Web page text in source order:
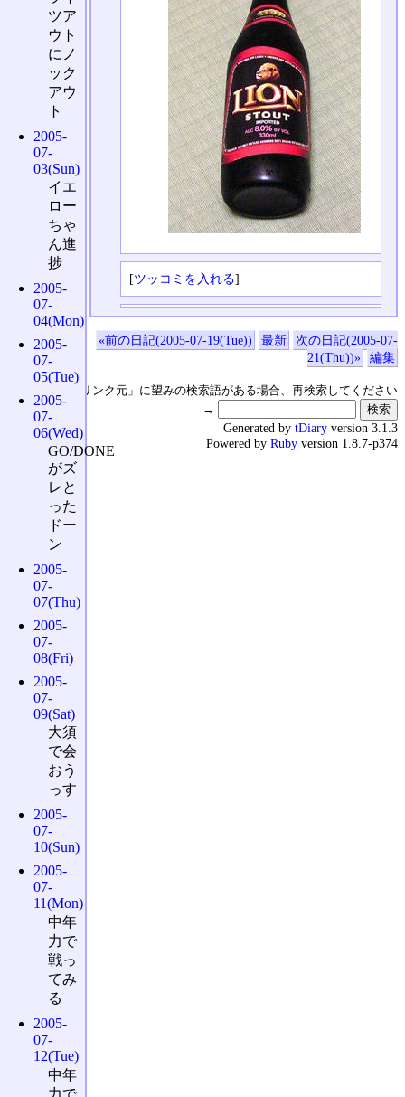
[ツッコミを入れる]
«前の日記(2005-07-19(Tue)) 最新
次の日記(2005-07-
21(Thu))»
編集
↑の「本日のリンク元」に望みの検索語がある場合、再検索してください
→
ツア
ウト
にノ
ック
アウ
ト
2005-
07-
03(Sun)
イエ
ロー
ちゃ
ん進
捗
2005-
07-
04(Mon)
2005-
07-
05(Tue)
2005-
07-
06(Wed)
GO/DONE
がズ
レと
った
ドー
ン
2005-
07-
07(Thu)
2005-
07-
08(Fri)
2005-
07-
09(Sat)
大須
で会
おう
っす
2005-
07-
10(Sun)
2005-
07-
11(Mon)
中年
力で
戦っ
てみ
る
2005-
07-
12(Tue)
中年
力で
Generated by tDiary version 3.1.3
Powered by Ruby version 1.8.7-p374